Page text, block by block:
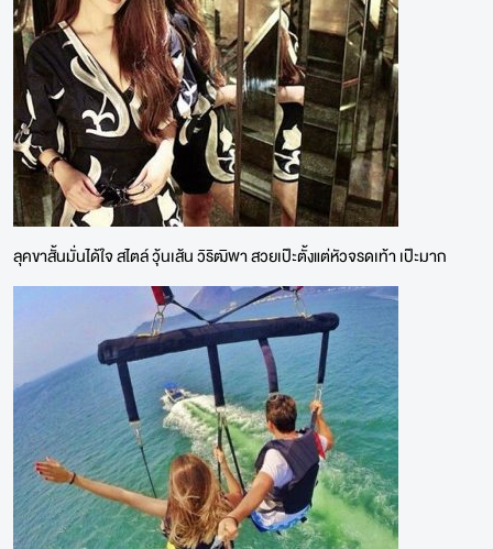
ลุคขาสั้นมั่นได้ใจ สไตล์ วุ้นเส้น วิริฒิพา สวยเป๊ะตั้งแต่หัวจรดเท้า เป๊ะมาก